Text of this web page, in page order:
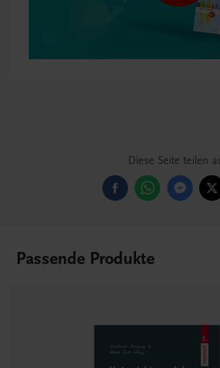
Diese Seite teilen
Passende Produkte